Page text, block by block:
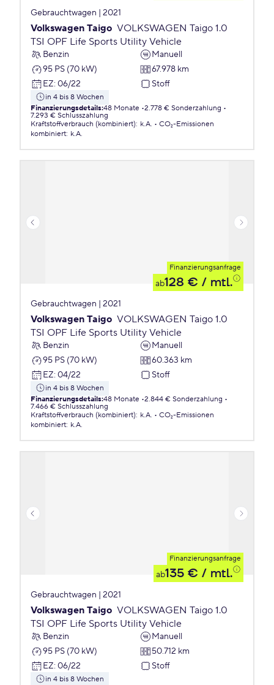
Gebrauchtwagen | 2021
Volkswagen Taigo VOLKSWAGEN Taigo 1.0
TSI OPF Life Sports Utility Vehicle
Benzin
Manuell
95 PS (70 kW)
67.978 km
EZ: 06/22 Stoff
in 4 bis 8 Wochen
Finanzierungsdetails:48 Monate 2.778 € Sonderzahlung
7.293 € Schlusszahlung
Kraftstoffverbrauch (kombiniert): k.A.
CO₂-Emissionen
kombiniert: k.A.
Finanzierungsanfrage
ab128 € / mtl.
Gebrauchtwagen | 2021
Volkswagen Taigo VOLKSWAGEN Taigo 1.0
TSI OPF Life Sports Utility Vehicle
Benzin
Manuell
95 PS (70 kW)
60.363 km
EZ: 04/22 Stoff
in 4 bis 8 Wochen
Finanzierungsdetails:48 Monate 2.844 € Sonderzahlung
7.466 € Schlusszahlung
Kraftstoffverbrauch (kombiniert): k.A.
CO₂-Emissionen
kombiniert: k.A.
Finanzierungsanfrage
ab135 € / mtl.
Gebrauchtwagen | 2021
Volkswagen Taigo VOLKSWAGEN Taigo 1.0
TSI OPF Life Sports Utility Vehicle
Benzin
Manuell
95 PS (70 kW)
50.712 km
EZ: 06/22 Stoff
in 4 bis 8 Wochen